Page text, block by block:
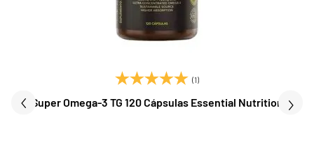
(1)
Super Omega-3 TG 120 Cápsulas Essential Nutrition